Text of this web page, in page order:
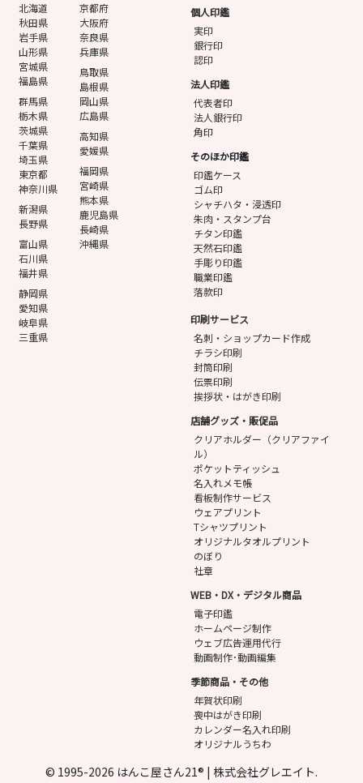
北海道
秋田県
岩手県
山形県
宮城県
福島県
群馬県
栃木県
茨城県
千葉県
埼玉県
東京都
神奈川県
新潟県
長野県
富山県
石川県
福井県
静岡県
愛知県
岐阜県
三重県
京都府
大阪府
奈良県
兵庫県
鳥取県
島根県
岡山県
広島県
高知県
愛媛県
福岡県
宮崎県
熊本県
鹿児島県
長崎県
沖縄県
個人印鑑
実印
銀行印
認印
法人印鑑
代表者印
法人銀行印
角印
そのほか印鑑
印鑑ケース
ゴム印
シャチハタ・浸透印
朱肉・スタンプ台
チタン印鑑
天然石印鑑
手彫り印鑑
職業印鑑
落款印
印刷サービス
名刺・ショップカード作成
チラシ印刷
封筒印刷
伝票印刷
挨拶状・はがき印刷
店舗グッズ・販促品
クリアホルダー（クリアファイ
ル）
ポケットティッシュ
名入れメモ帳
看板制作サービス
ウェアプリント
Tシャツプリント
オリジナルタオルプリント
のぼり
社章
WEB・DX・デジタル商品
電子印鑑
ホームページ制作
ウェブ広告運用代行
動画制作･動画編集
季節商品・その他
年賀状印刷
喪中はがき印刷
カレンダー名入れ印刷
オリジナルうちわ
© 1995-2026 はんこ屋さん21® | 株式会社グレエイト.